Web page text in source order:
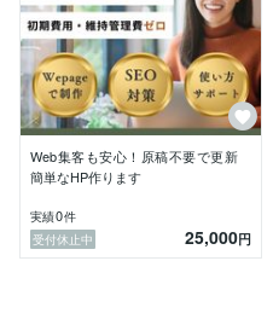
①ホームページ制作
We page（無料） を使用し
やユーザー目線を重視した
す。
「自分で維持管理できる」
します。
②デザイン
ならではの、背伸びしすぎ
なデザインが得意です♬
もちろん、かっちり目から
Web集客も安心！原稿不要で更新
簡単なHP作ります
実績0件
受付休止中
25,000円